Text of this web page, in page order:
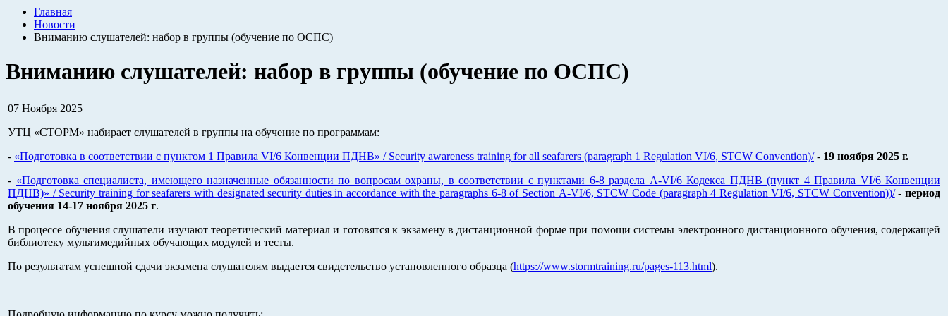
Главная
Новости
Вниманию слушателей: набор в группы (обучение по ОСПС)
Вниманию слушателей: набор в группы (обучение по ОСПС)
07 Ноября 2025
УТЦ «СТОРМ» набирает слушателей в группы на обучение по программам:
- «Подготовка в соответствии с пунктом 1 Правила VI/6 Конвенции ПДНВ» / Security awareness training for all seafarers (paragraph 1 Regulation VI/6, STCW Convention)/- 19 ноября 2025 г.
- «Подготовка специалиста, имеющего назначенные обязанности по вопросам охраны, в соответствии с пунктами 6-8 раздела A-VI/6 Кодекса ПДНВ (пункт 4 Правила VI/6 Конвенции
ПДНВ)» / Security training for seafarers with designated security duties in accordance with the paragraphs 6-8 of Section А-VI/6, STCW Code (paragraph 4 Regulation VI/6, STCW Convention))/-период
обучения 14-17 ноября 2025 г.
В процессе обучения слушатели изучают теоретический материал и готовятся к экзамену в дистанционной форме при помощи системы электронного дистанционного обучения, содержащей
библиотеку мультимедийных обучающих модулей и тесты.
По результатам успешной сдачи экзамена слушателям выдается свидетельство установленного образца (https://www.stormtraining.ru/pages-113.html).